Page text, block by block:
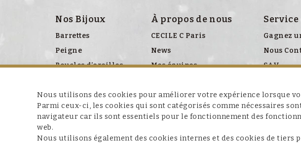
Nos Bijoux
Barrettes
Peigne
Boucles d’oreilles
Broches
Colliers
Ceinture
À propos de nous
CECILE C Paris
News
Mes équipes
Gagnez
Nous
SAV
Nous utilisons des cookies pour améliorer votre expérience lorsque
Parmi ceux-ci, les cookies qui sont catégorisés comme nécessaires
navigateur car ils sont essentiels pour le fonctionnement des
web.
Nous utilisons également des cookies internes et des cookies de tiers